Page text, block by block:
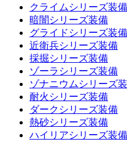
クライムシリーズ装備
暗闇シリーズ装備
グライドシリーズ装備
近衛兵シリーズ装備
採掘シリーズ装備
ゾーラシリーズ装備
ゾナニウムシリーズ
耐火シリーズ装備
ダークシリーズ装備
熱砂シリーズ装備
ハイリアシリーズ装備